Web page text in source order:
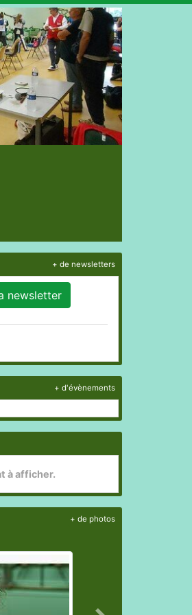
newsletter
+ de newsletters
+ d'évènements
à afficher.
+ de photos